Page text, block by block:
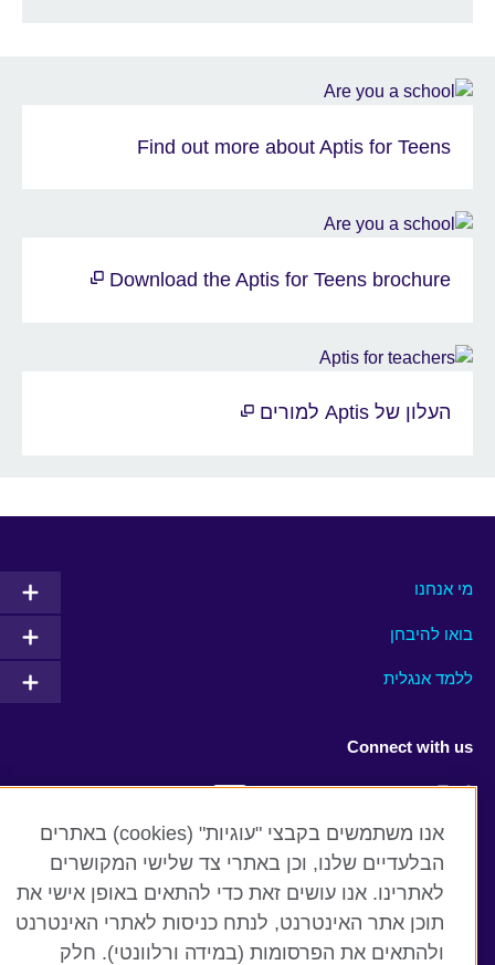
Find out more about Aptis for Teens
Download the Aptis for Teens brochure
העלון של Aptis למורים
מי אנחנו
בואו להיבחן
ללמד אנגלית
Connect with us
YouTube
Flickr RSS
TikTok
אנו משתמשים בקבצי "עוגיות" (cookies) באתרים
הבלעדיים שלנו, וכן באתרי צד שלישי המקושרים
לאתרינו. אנו עושים זאת כדי להתאים באופן אישי את
תוכן אתר האינטרנט, לנתח כניסות לאתרי האינטרנט
ולהתאים את הפרסומות (במידה ורלוונטי). חלק